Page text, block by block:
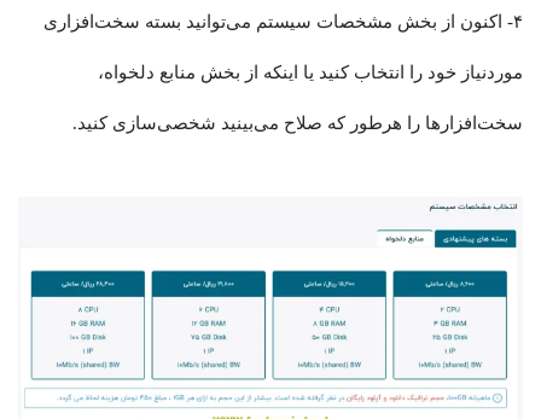
۴- اکنون از بخش مشخصات سیستم می‌توانید بسته سخت‌افزاری
موردنیاز خود را انتخاب کنید یا اینکه از بخش منابع دلخواه،
سخت‌افزارها را هرطور که صلاح می‌بینید شخصی‌سازی کنید.